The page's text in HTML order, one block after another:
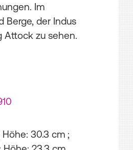
Im
Berge, der Indus
Attock zu sehen.
Höhe: 30.3 cm ;